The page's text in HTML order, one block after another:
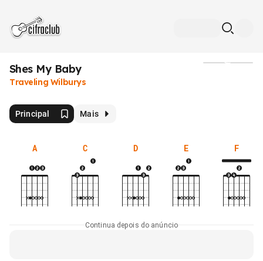
Shes My Baby
Traveling Wilburys
Principal Mais
A C D E F
Continua depois do anúncio